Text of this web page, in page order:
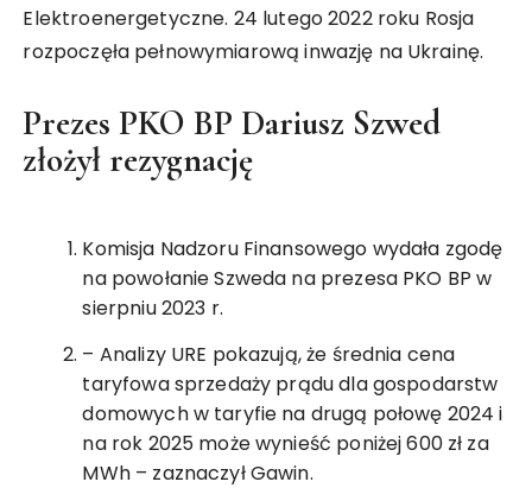
Elektroenergetyczne. 24 lutego 2022 roku Rosja
rozpoczęła pełnowymiarową inwazję na Ukrainę.
Prezes PKO BP Dariusz Szwed
złożył rezygnację
Komisja Nadzoru Finansowego wydała zgodę
na powołanie Szweda na prezesa PKO BP w
sierpniu 2023 r.
– Analizy URE pokazują, że średnia cena
taryfowa sprzedaży prądu dla gospodarstw
domowych w taryfie na drugą połowę 2024 i
na rok 2025 może wynieść poniżej 600 zł za
MWh – zaznaczył Gawin.